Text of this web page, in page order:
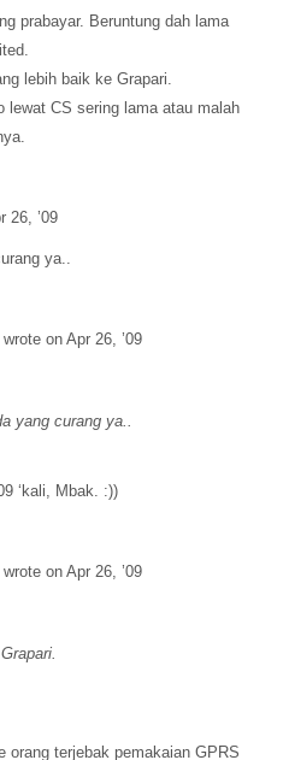
prabayar. Beruntung dah lama
lebih baik ke Grapari.
lewat CS sering lama atau malah
26, ’09
ya..
on Apr 26, ’09
yang curang ya..
‘kali, Mbak. :))
on Apr 26, ’09
orang terjebak pemakaian GPRS